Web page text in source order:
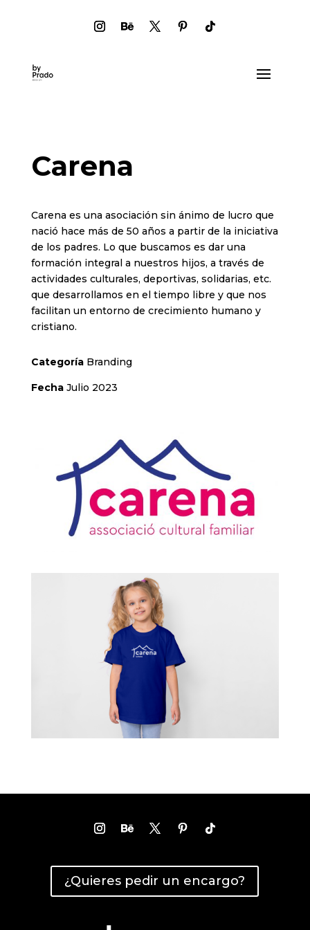
Carena
Carena es una asociación sin ánimo de lucro que
nació hace más de 50 años a partir de la iniciativa
de los padres. Lo que buscamos es dar una
formación integral a nuestros hijos, a través de
actividades culturales, deportivas, solidarias, etc.
que desarrollamos en el tiempo libre y que nos
facilitan un entorno de crecimiento humano y
cristiano.
Categoría Branding
Fecha Julio 2023
¿Quieres pedir un encargo?